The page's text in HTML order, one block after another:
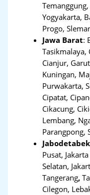
Yogyakarta,
Progo,
Jawa Barat:
Tasikmalaya,
Cianjur,
Kuningan,
Purwakarta,
Cipatat,
Cikacung,
Lembang,
Parangpong,
Pusat,
Selatan,
Tangerang,
Cilegon,